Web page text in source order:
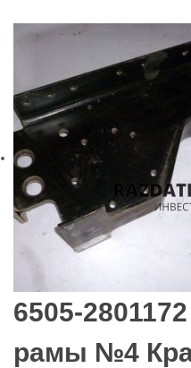
6505-
рамы №4